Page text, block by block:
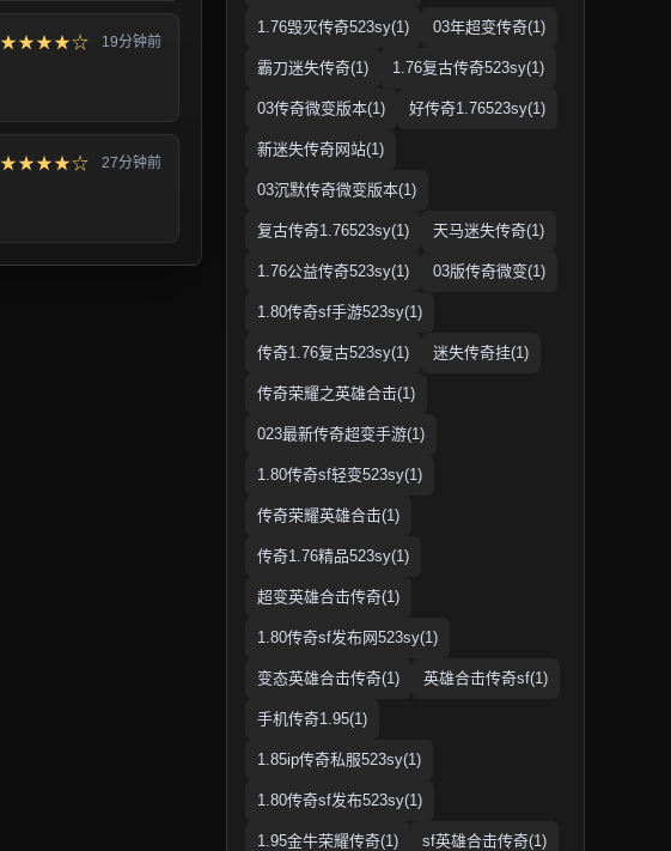
★★★★☆ 19分钟前
★★★★☆ 27分钟前
1.76毁灭传奇523sy(1) 03年超变传奇(1)
霸刀迷失传奇(1) 1.76复古传奇523sy(1)
03传奇微变版本(1) 好传奇1.76523sy(1)
新迷失传奇网站(1)
03沉默传奇微变版本(1)
复古传奇1.76523sy(1) 天马迷失传奇(1)
1.76公益传奇523sy(1) 03版传奇微变(1)
1.80传奇sf手游523sy(1)
传奇1.76复古523sy(1) 迷失传奇挂(1)
传奇荣耀之英雄合击(1)
023最新传奇超变手游(1)
1.80传奇sf轻变523sy(1)
传奇荣耀英雄合击(1)
传奇1.76精品523sy(1)
超变英雄合击传奇(1)
1.80传奇sf发布网523sy(1)
变态英雄合击传奇(1) 英雄合击传奇sf(1)
手机传奇1.95(1)
1.85ip传奇私服523sy(1)
1.80传奇sf发布523sy(1)
1.95金牛荣耀传奇(1) sf英雄合击传奇(1)